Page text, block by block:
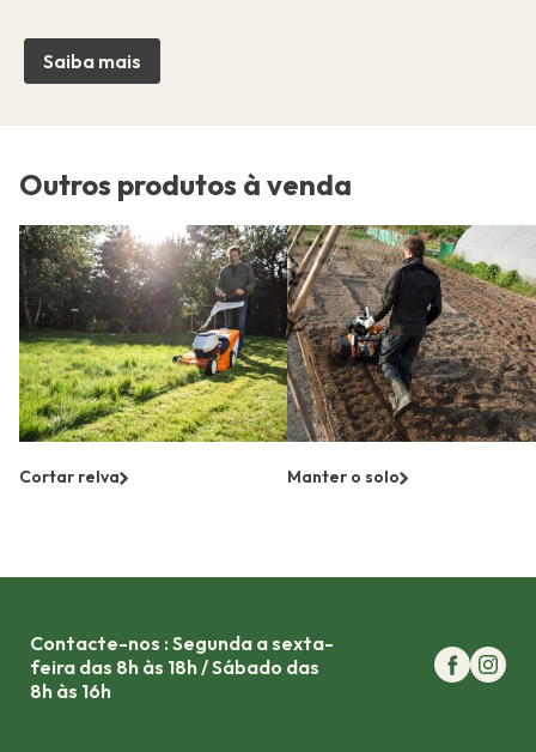
Saiba mais
Outros produtos à venda
Cortar relva Manter o solo
Contacte-nos : Segunda a sexta-
feira das 8h às 18h / Sábado das
8h às 16h